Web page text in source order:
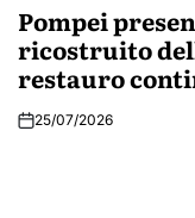
Pompei
ricostruito
restauro
25/07/2026